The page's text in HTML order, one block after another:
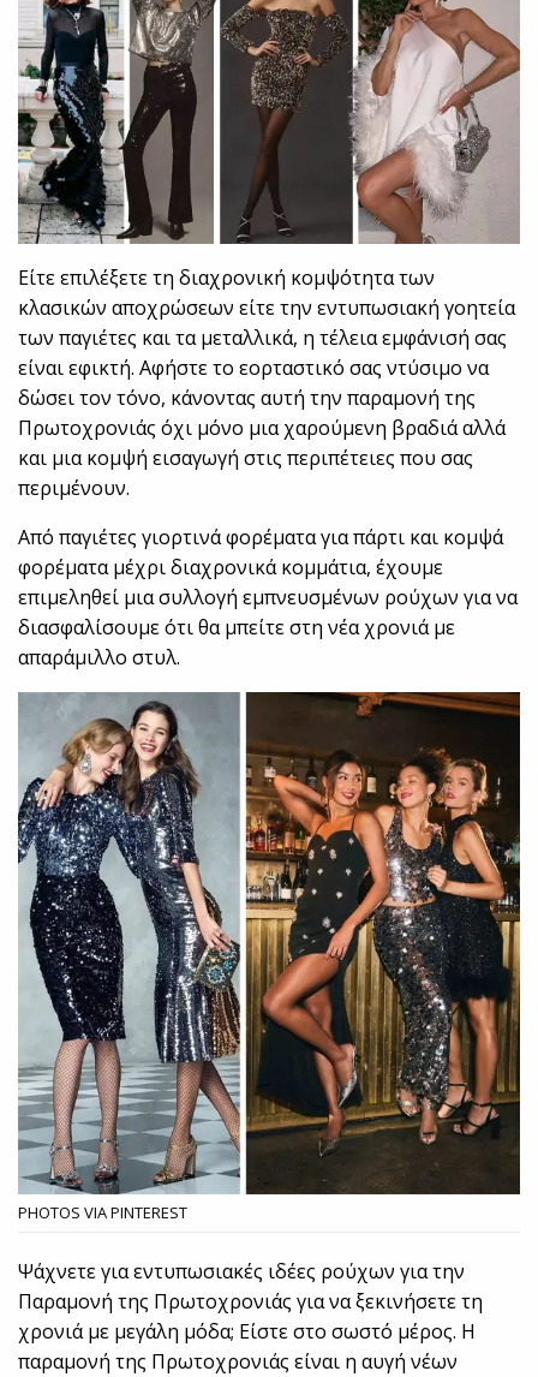
Είτε επιλέξετε τη διαχρονική κομψότητα των
κλασικών αποχρώσεων είτε την εντυπωσιακή γοητεία
των παγιέτες και τα μεταλλικά, η τέλεια εμφάνισή σας
είναι εφικτή. Αφήστε το εορταστικό σας ντύσιμο να
δώσει τον τόνο, κάνοντας αυτή την παραμονή της
Πρωτοχρονιάς όχι μόνο μια χαρούμενη βραδιά αλλά
και μια κομψή εισαγωγή στις περιπέτειες που σας
περιμένουν.
Από παγιέτες γιορτινά φορέματα για πάρτι και κομψά
φορέματα μέχρι διαχρονικά κομμάτια, έχουμε
επιμεληθεί μια συλλογή εμπνευσμένων ρούχων για να
διασφαλίσουμε ότι θα μπείτε στη νέα χρονιά με
απαράμιλλο στυλ.
PHOTOS VIA PINTEREST
Ψάχνετε για εντυπωσιακές ιδέες ρούχων για την
Παραμονή της Πρωτοχρονιάς για να ξεκινήσετε τη
χρονιά με μεγάλη μόδα; Είστε στο σωστό μέρος. Η
παραμονή της Πρωτοχρονιάς είναι η αυγή νέων